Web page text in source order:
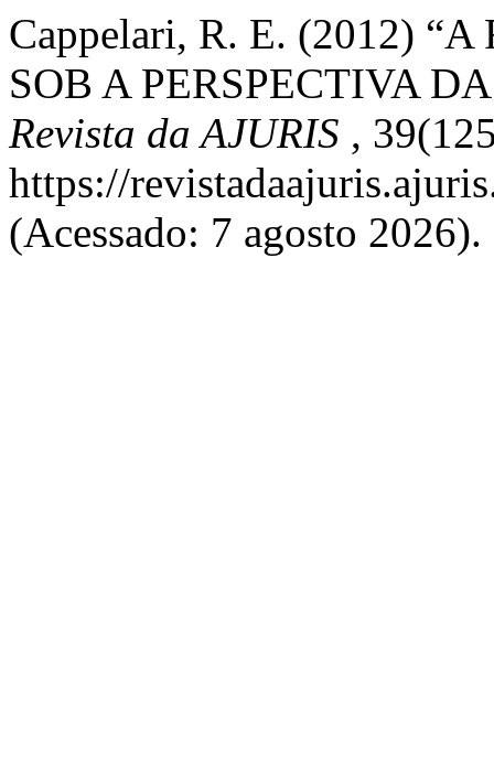
Cappelari, R. E. (2012)
SOB A PERSPECTIVA
Revista da AJURIS ,
https://
(Acessado: 7 agosto 2026).